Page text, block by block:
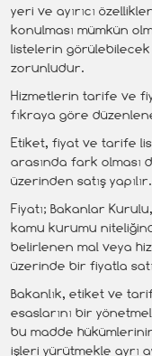
yeri ve ayırıcı
konulması mümkün
listelerin görülebilecek
zorunludur.
Hizmetlerin tarife ve
fıkraya göre
Etiket, fiyat ve tarife
arasında fark olması
üzerinden satış yapılır.
Fiyatı; Bakanlar
kamu kurumu
belirlenen mal veya
üzerinde bir fiyatla
Bakanlık, etiket ve
esaslarını bir
bu madde
işleri yürütmekle ayrı